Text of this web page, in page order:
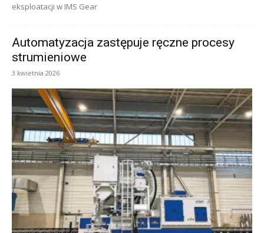
eksploatacji w IMS Gear
Automatyzacja zastępuje ręczne procesy
strumieniowe
3 kwietnia 2026